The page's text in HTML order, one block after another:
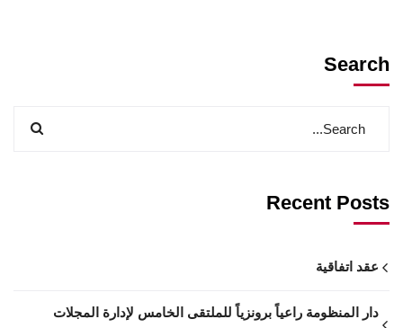
Search
Recent Posts
عقد اتفاقية
دار المنظومة راعياً برونزياً للملتقى الخامس لإدارة المجلات